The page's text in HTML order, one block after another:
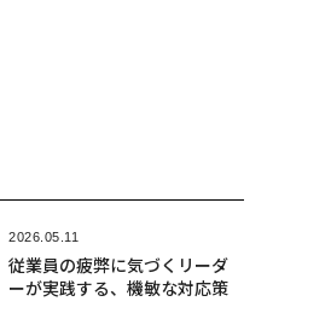
2026.05.11
従業員の疲弊に気づくリーダ
ーが実践する、機敏な対応策